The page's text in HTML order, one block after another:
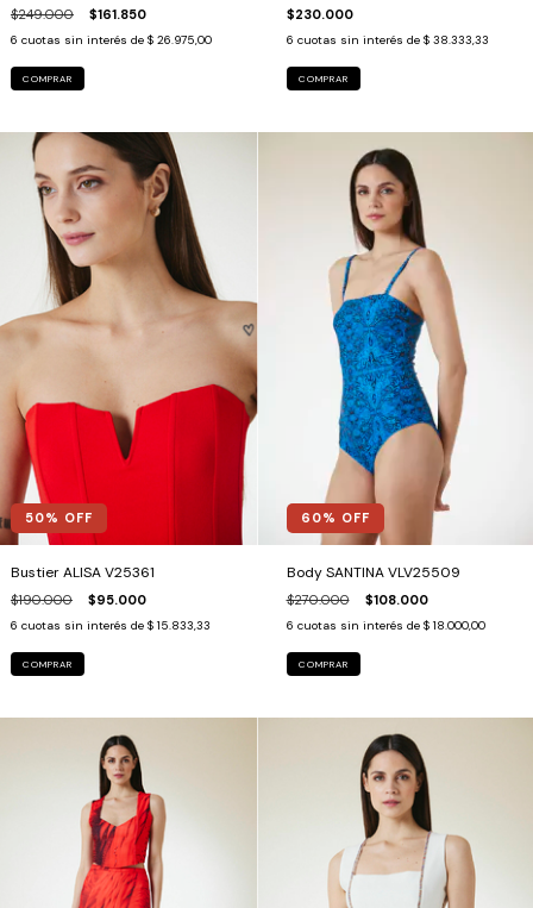
$249.000 $161.850
6 cuotas sin interés de $ 26.975,00
COMPRAR
$230.000
6 cuotas sin interés de $ 38.333,33
COMPRAR
50% OFF
Bustier ALISA V25361
$190.000 $95.000
6 cuotas sin interés de $ 15.833,33
COMPRAR
60% OFF
Body SANTINA VLV25509
$270.000 $108.000
6 cuotas sin interés de $ 18.000,00
COMPRAR